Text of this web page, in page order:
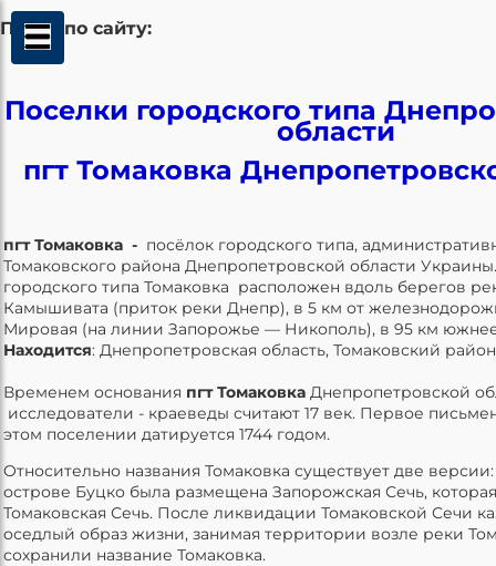
Поиск по сайту:
Поселки городского типа
области
пгт Томаковка
пгт Томаковка - посёлок городского типа,
Томаковского района Днепропетровской области
городского типа Томаковка расположен вдоль берегов
Камышивата (приток реки Днепр), в 5 км от
Мировая (на линии Запорожье — Никополь), в 95 км
Находится: Днепропетровская область, Томаковский
Временем основания пгт Томаковка Днепропетровской
исследователи - краеведы считают 17 век. Первое
этом поселении датируется 1744 годом.
Относительно названия Томаковка существует две
острове Буцко была размещена Запорожская Сечь,
Томаковская Сечь. После ликвидации Томаковской Сечи
оседлый образ жизни, занимая территории возле реки
сохранили название Томаковка.